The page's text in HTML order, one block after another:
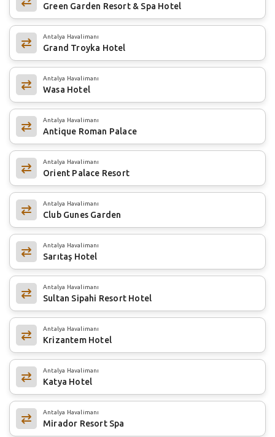
Green Garden Resort & Spa Hotel
Antalya Havalimanı
Grand Troyka Hotel
Antalya Havalimanı
Wasa Hotel
Antalya Havalimanı
Antique Roman Palace
Antalya Havalimanı
Orient Palace Resort
Antalya Havalimanı
Club Gunes Garden
Antalya Havalimanı
Sarıtaş Hotel
Antalya Havalimanı
Sultan Sipahi Resort Hotel
Antalya Havalimanı
Krizantem Hotel
Antalya Havalimanı
Katya Hotel
Antalya Havalimanı
Mirador Resort Spa